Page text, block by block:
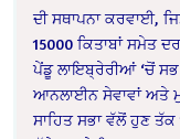
ਦੀ ਸਥਾਪਨਾ ਕਰਵਾਈ,
15000 ਕਿਤਾਬਾਂ ਸਮੇਤ
ਪੇਂਡੂ ਲਾਇਬ੍ਰੇਰੀਆਂ ‘ਚੋਂ
ਆਨਲਾਈਨ ਸੇਵਾਵਾਂ ਅਤੇ
ਸਾਹਿਤ ਸਭਾ ਵੱਲੋਂ ਹੁਣ